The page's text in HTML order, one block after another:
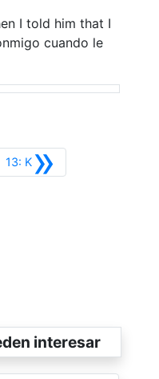
I told him that I
cuando le
»
13: KSiguiente
interesar